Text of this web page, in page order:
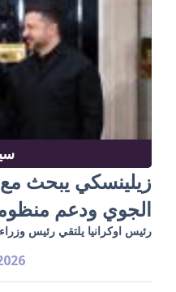
زيلينسكي يبحث مع
الجوي ودعم
رئيس اوكرانيا يلتقي رئيس